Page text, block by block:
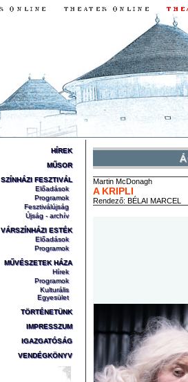
HÍREK
MŰSOR
SZÍNHÁZI FESZTIVÁL
Előadások
Programok
Fesztiválújság
Újság - archív
VÁRSZÍNHÁZI ESTÉK
Előadások
Programok
MŰVÉSZETEK HÁZA
Hírek
Programok
Kulturális
Egyesület
TÖRTÉNETÜNK
IMPRESSZUM
IGAZGATÓSÁG
VENDÉGKÖNYV
Martin McDonagh
A KRIPLI
Rendező: BÉLAI MARCEL